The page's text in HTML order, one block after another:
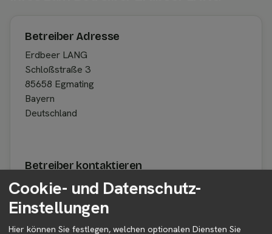
Betreiber Adresse
Erdbeer LANG
Schloßstraße 3
85658 Egmating
Bayern
Deutschland
Betreiber kontaktieren
Auf der Profilseite des Betreibers findest du weitere
Kontaktmöglichkeiten.
Cookie- und Datenschutz-
Einstellungen
Hier können Sie festlegen, welchen optionalen Diensten Sie